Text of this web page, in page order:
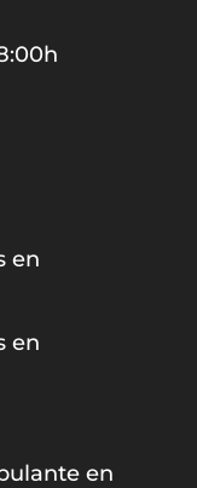
en
en
en